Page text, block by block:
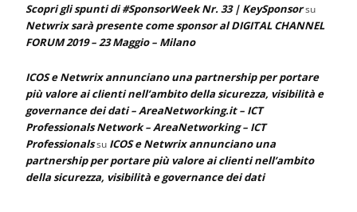
Scopri gli spunti di #SponsorWeek Nr. 33 | KeySponsorsu
Netwrix sarà presente come sponsor al DIGITAL CHANNEL
FORUM 2019 – 23 Maggio – Milano
ICOS e Netwrix annunciano una partnership per portare
più valore ai clienti nell’ambito della sicurezza, visibilità e
governance dei dati – AreaNetworking.it – ICT
Professionals Network – AreaNetworking – ICT
Professionalssu ICOS e Netwrix annunciano una
partnership per portare più valore ai clienti nell’ambito
della sicurezza, visibilità e governance dei dati